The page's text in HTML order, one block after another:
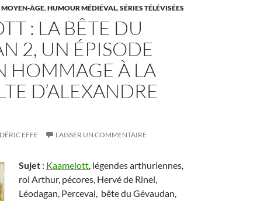
MOYEN-ÂGE,HUMOUR MÉDIÉVAL,SÉRIES TÉLÉVISÉES
: LA BÊTE DU
2, UN ÉPISODE
HOMMAGE À LA
D’ALEXANDRE
EFFE LAISSER UN COMMENTAIRE
Sujet : Kaamelott, légendes arthuriennes,
roi Arthur, pécores, Hervé de Rinel,
Léodagan, Perceval, bête du Gévaudan,